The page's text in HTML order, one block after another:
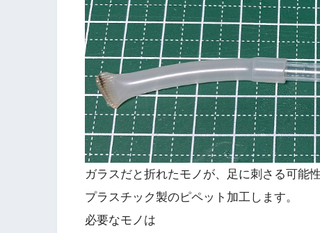
ガラスだと折れたモノが、足に刺さる可能
プラスチック製のピペット加工します。
必要なモノは